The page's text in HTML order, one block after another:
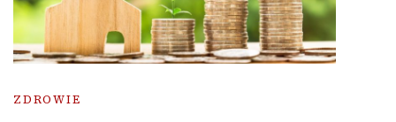
ZDROWIE